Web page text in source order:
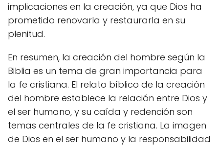
implicaciones en la creación, ya que Dios ha
prometido renovarla y restaurarla en su
plenitud.
En resumen, la creación del hombre según la
Biblia es un tema de gran importancia para
la fe cristiana. El relato bíblico de la creación
del hombre establece la relación entre Dios y
el ser humano, y su caída y redención son
temas centrales de la fe cristiana. La imagen
de Dios en el ser humano y la responsabilidad